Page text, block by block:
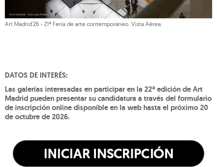
Art Madrid'26 - 21ª Feria de arte contemporáneo. Vista Aérea.
DATOS DE INTERÉS:
Las galerías interesadas en participar en la 22ª edición de Art
Madrid pueden presentar su candidatura a través del formulario
de inscripción online disponible en la web hasta el próximo 20
de octubre de 2026.